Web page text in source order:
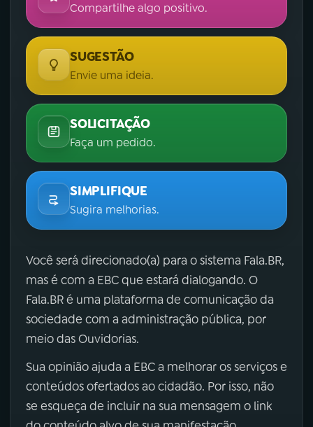
Compartilhe algo positivo.
SUGESTÃO
Envie uma ideia.
SOLICITAÇÃO
Faça um pedido.
SIMPLIFIQUE
Sugira melhorias.
Você será direcionado(a) para o sistema Fala.BR,
mas é com a EBC que estará dialogando. O
Fala.BR é uma plataforma de comunicação da
sociedade com a administração pública, por
meio das Ouvidorias.
Sua opinião ajuda a EBC a melhorar os serviços e
conteúdos ofertados ao cidadão. Por isso, não
se esqueça de incluir na sua mensagem o link